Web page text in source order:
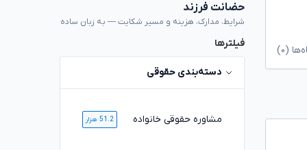
(۰)
حضانت فرزند
شرایط، مدارک، هزینه و مسیر شکایت — به زبان ساده
فیلترها
دسته‌بندی حقوقی
مشاوره حقوقی خانواده 51.2 هزار